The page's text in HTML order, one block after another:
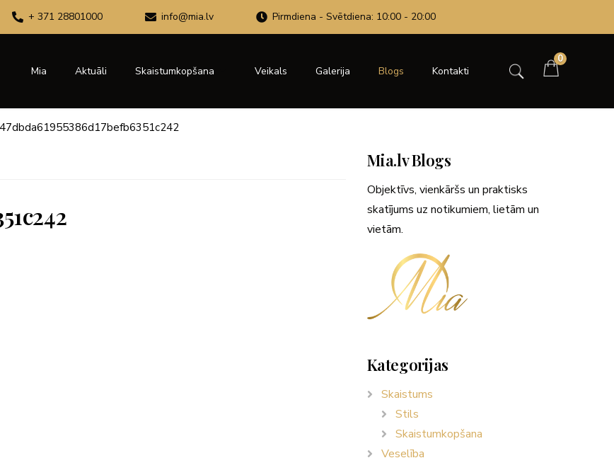
+ 371 28801000 info@mia.lv Pirmdiena - Svētdiena: 10:00 - 20:00
Mia Aktuāli Skaistumkopšana Veikals Galerija Blogs Kontakti
0
Mia.lv Blogs
Objektīvs, vienkāršs un praktisks
skatījums uz notikumiem, lietām un
vietām.
Kategorijas
Skaistums
Stils
Skaistumkopšana
Veselība